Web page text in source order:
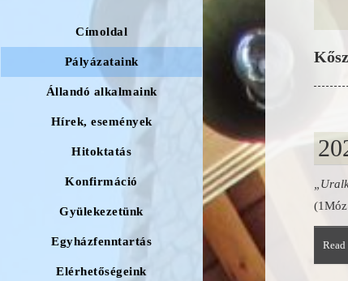
Címoldal
Pályázataink
Állandó alkalmaink
Hírek, események
Hitoktatás
Konfirmáció
Gyülekezetünk
Egyházfenntartás
Elérhetőségeink
Read